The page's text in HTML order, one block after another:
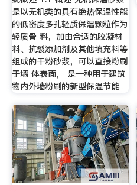
是以无机类的具有绝热保温性能
的低密度多孔轻质保温颗粒作为
轻质骨 料，加由合适的胶凝材
料、抗裂添加剂及其他填充料等
组成的干粉砂浆，可以直接粉刷
于墙 体表面， 是一种用于建筑
物内外墙粉刷的新型保温节能